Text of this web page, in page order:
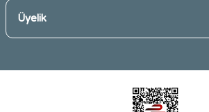
Üyelik